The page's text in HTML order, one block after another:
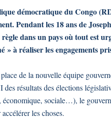
démocratique du Congo
Pendant les 18 ans de
dans un pays où tout est
» à réaliser les engagements
de la nouvelle équipe
des résultats des élections
économique, sociale…), le
les choses.